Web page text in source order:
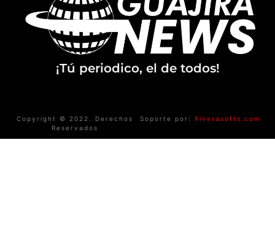
¡Tú periodico, el de todos!
Copyright © 2022. Derechos
Reservados
Soporte por: Riverasofts.com